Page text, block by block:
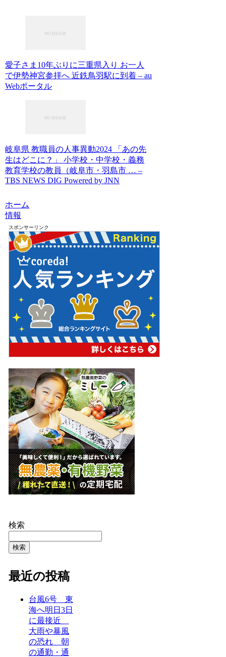
愛子さま10年ぶりに三重県入り お一人
で伊勢神宮参拝へ 近鉄鳥羽駅に到着 – au
Webポータル
岐阜県 教職員の人事異動2024 「あの先
生はどこに？」 小学校・中学校・義務
教育学校の教員（岐阜市・羽島市 … –
TBS NEWS DIG Powered by JNN
ホーム
情報
スポンサーリンク
検索
検索
最近の投稿
台風6号 東
海へ明日3日
に最接近
大雨や暴風
の恐れ 朝
の通勤・通